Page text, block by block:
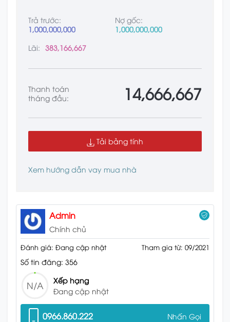
Trả trước:
1,000,000,000
Nợ gốc:
1,000,000,000
Lãi: 383,166,667
Thanh toán
tháng đầu:
14,666,667
Tải bảng tính
Xem hướng dẫn vay mua nhà
Admin
Chính chủ
Đánh giá: Đang cập nhật Tham gia từ: 09/2021
Số tin đăng: 356
N/A
Xếp hạng
Đang cập nhật
0966.860.222 Nhấn Gọi